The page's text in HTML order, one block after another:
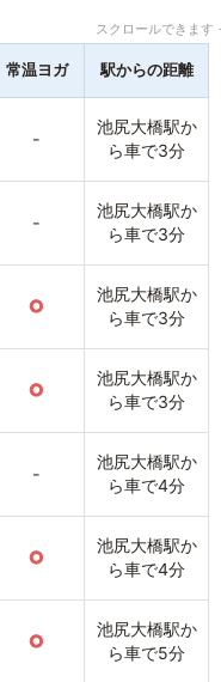
スクロールできま
常温ヨガ 駅からの距離
-
池尻大橋駅か
ら車で3分
-
池尻大橋駅か
ら車で3分
○
池尻大橋駅か
ら車で3分
○
池尻大橋駅か
ら車で3分
-
池尻大橋駅か
ら車で4分
○
池尻大橋駅か
ら車で4分
○
池尻大橋駅か
ら車で5分